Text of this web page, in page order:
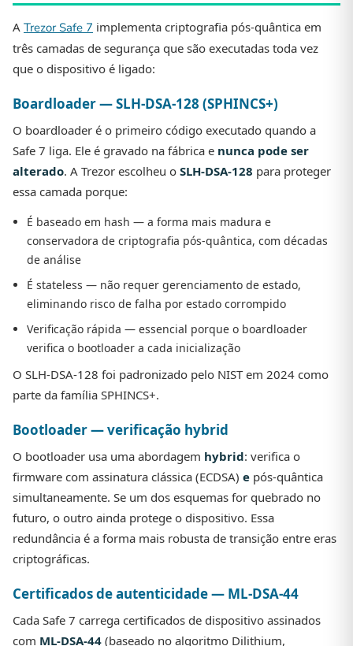
A Trezor Safe 7 implementa criptografia pós-quântica em
três camadas de segurança que são executadas toda vez
que o dispositivo é ligado:
Boardloader — SLH-DSA-128 (SPHINCS+)
O boardloader é o primeiro código executado quando a
Safe 7 liga. Ele é gravado na fábrica e nunca pode ser
alterado. A Trezor escolheu o SLH-DSA-128 para proteger
essa camada porque:
É baseado em hash — a forma mais madura e
conservadora de criptografia pós-quântica, com décadas
de análise
É stateless — não requer gerenciamento de estado,
eliminando risco de falha por estado corrompido
Verificação rápida — essencial porque o boardloader
verifica o bootloader a cada inicialização
O SLH-DSA-128 foi padronizado pelo NIST em 2024 como
parte da família SPHINCS+.
Bootloader — verificação hybrid
O bootloader usa uma abordagem hybrid: verifica o
firmware com assinatura clássica (ECDSA) e pós-quântica
simultaneamente. Se um dos esquemas for quebrado no
futuro, o outro ainda protege o dispositivo. Essa
redundância é a forma mais robusta de transição entre eras
criptográficas.
Certificados de autenticidade — ML-DSA-44
Cada Safe 7 carrega certificados de dispositivo assinados
com ML-DSA-44 (baseado no algoritmo Dilithium,